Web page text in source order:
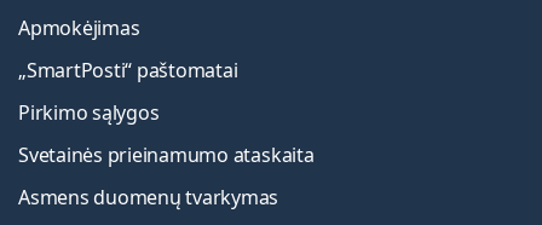
Apmokėjimas
„SmartPosti“ paštomatai
Pirkimo sąlygos
Svetainės prieinamumo ataskaita
Asmens duomenų tvarkymas